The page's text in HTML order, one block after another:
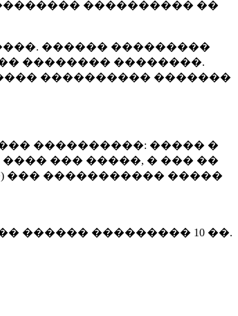
���������� ��
������ ���������
�������� ��������.
���������� �������
����������: ����� �
��� �����, � ��� ��
��� ����������� �����
������ ��������� 10 ��.